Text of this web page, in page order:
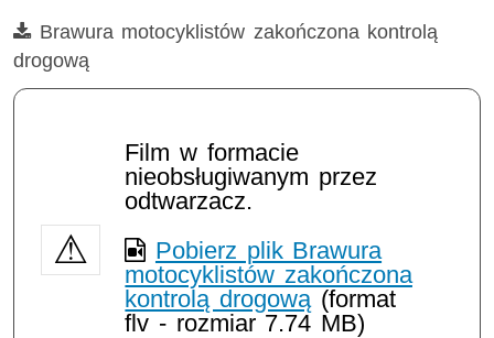
Film
Brawura motocyklistów zakończona kontrolą
drogową
Film w formacie
nieobsługiwanym przez
odtwarzacz.
Pobierz plik Brawura
motocyklistów zakończona
kontrolą drogową(format
flv - rozmiar 7.74 MB)